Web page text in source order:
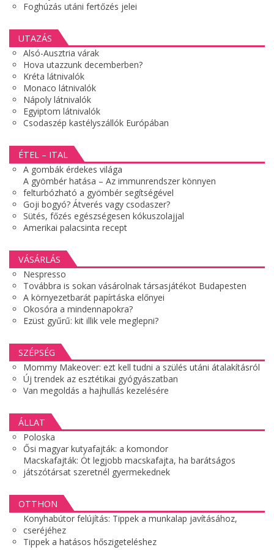
Foghúzás utáni fertőzés jelei
UTAZÁS
Alsó-Ausztria várak
Hova utazzunk decemberben?
Kréta látnivalók
Monaco látnivalók
Nápoly látnivalók
Egyiptom látnivalók
Csodaszép kastélyszállók Európában
ÉTEL – ITAL
A gombák érdekes világa
A gyömbér hatása – Az immunrendszer könnyen
felturbózható a gyömbér segítségével
Goji bogyó? Átverés vagy csodaszer?
Sütés, főzés egészségesen kókuszolajjal
Amerikai palacsinta recept
VÁSÁRLÁS
Nespresso
Továbbra is sokan vásárolnak társasjátékot Budapesten
A környezetbarát papírtáska előnyei
Okosóra a mindennapokra?
Ezüst gyűrű: kit illik vele meglepni?
SZÉPSÉG
Mommy Makeover: ezt kell tudni a szülés utáni átalakításról
Új trendek az esztétikai gyógyászatban
Van megoldás a hajhullás kezelésére
ÁLLAT
Poloska
Ősi magyar kutyafajták: a komondor
Macskafajták: Öt legjobb macskafajta, ha barátságos
játszótársat szeretnél gyermekednek
OTTHON
Konyhabútor felújítás: Tippek a munkalap javításához,
cseréjéhez
Tippek a hatásos hőszigeteléshez